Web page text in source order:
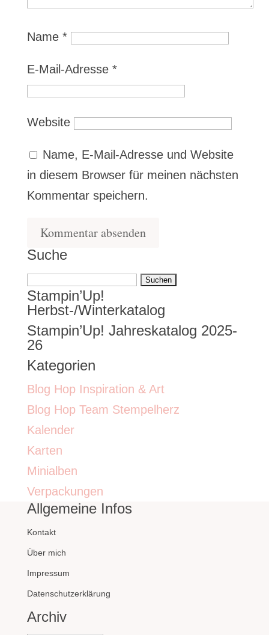
Name *
E-Mail-Adresse *
Website
Name, E-Mail-Adresse und Website
in diesem Browser für meinen nächsten
Kommentar speichern.
Suche
Suchen
nach:
Stampin’Up!
Herbst-/Winterkatalog
Stampin’Up! Jahreskatalog 2025-
26
Kategorien
Blog Hop Inspiration & Art
Blog Hop Team Stempelherz
Kalender
Karten
Minialben
Verpackungen
Allgemeine Infos
Kontakt
Über mich
Impressum
Datenschutzerklärung
Archiv